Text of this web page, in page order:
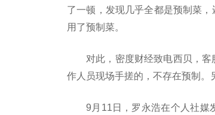
了一顿，发现几乎全都是预制菜
用了预制菜。
对此，密度财经致电西贝，
作人员现场手搓的，不存在预制。
9月11日，罗永浩在个人社媒